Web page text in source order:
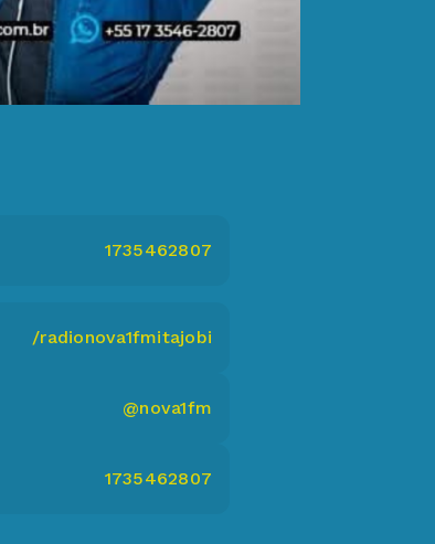
1735462807
/radionova1fmitajobi
@nova1fm
1735462807